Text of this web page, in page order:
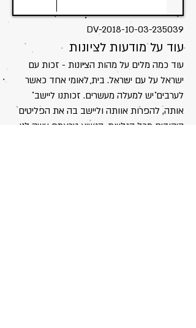
DV-2018-10-03-235039
עוד על מודעות לציונות
עוד כמה מלים על מהות הציונות - זכות עם
ישראל על עם ישראל. בית לאומי אחד כאשר
לערבים יש למעלה מעשרים. זכותנו ליישב
אותה, להפרות אוותה וליישב בה את הפליטים
היהודים מכל הגלויות. הנשיא טראמפ עשה לנו